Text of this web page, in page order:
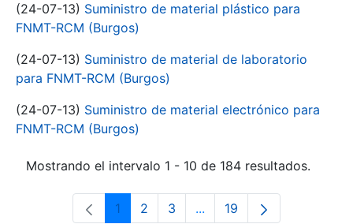
(24-07-13) Suministro de material plástico para
FNMT-RCM (Burgos)
(24-07-13) Suministro de material de laboratorio
para FNMT-RCM (Burgos)
(24-07-13) Suministro de material electrónico para
FNMT-RCM (Burgos)
Mostrando el intervalo 1 - 10 de 184 resultados.
Página
1 Página
2 Página
3 ...Páginas intermedias Use
Página
19